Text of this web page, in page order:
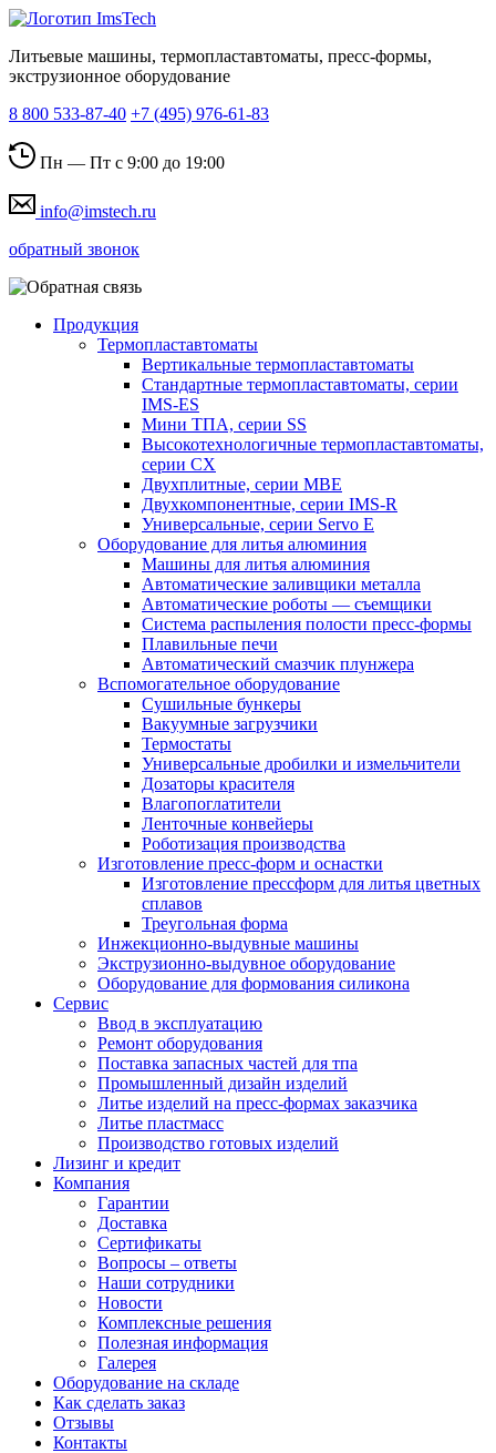
Литьевые машины, термопластавтоматы, пресс-формы,
экструзионное оборудование
8 800 533-87-40 +7 (495) 976-61-83
Пн — Пт с 9:00 до 19:00
info@imstech.ru
обратный звонок
Продукция
Термопластавтоматы
Вертикальные термопластавтоматы
Стандартные термопластавтоматы, серии
IMS-ES
Мини ТПА, серии SS
Высокотехнологичные термопластавтоматы,
серии СХ
Двухплитные, серии MBE
Двухкомпонентные, серии IMS-R
Универсальные, серии Servo E
Оборудование для литья алюминия
Машины для литья алюминия
Автоматические заливщики металла
Автоматические роботы — съемщики
Система распыления полости пресс-формы
Плавильные печи
Автоматический смазчик плунжера
Вспомогательное оборудование
Сушильные бункеры
Вакуумные загрузчики
Термостаты
Универсальные дробилки и измельчители
Дозаторы красителя
Влагопоглатители
Ленточные конвейеры
Роботизация производства
Изготовление пресс-форм и оснастки
Изготовление прессформ для литья цветных
сплавов
Треугольная форма
Инжекционно-выдувные машины
Экструзионно-выдувное оборудование
Оборудование для формования силикона
Сервис
Ввод в эксплуатацию
Ремонт оборудования
Поставка запасных частей для тпа
Промышленный дизайн изделий
Литье изделий на пресс-формах заказчика
Литье пластмасс
Производство готовых изделий
Лизинг и кредит
Компания
Гарантии
Доставка
Сертификаты
Вопросы – ответы
Наши сотрудники
Новости
Комплексные решения
Полезная информация
Галерея
Оборудование на складе
Как сделать заказ
Отзывы
Контакты